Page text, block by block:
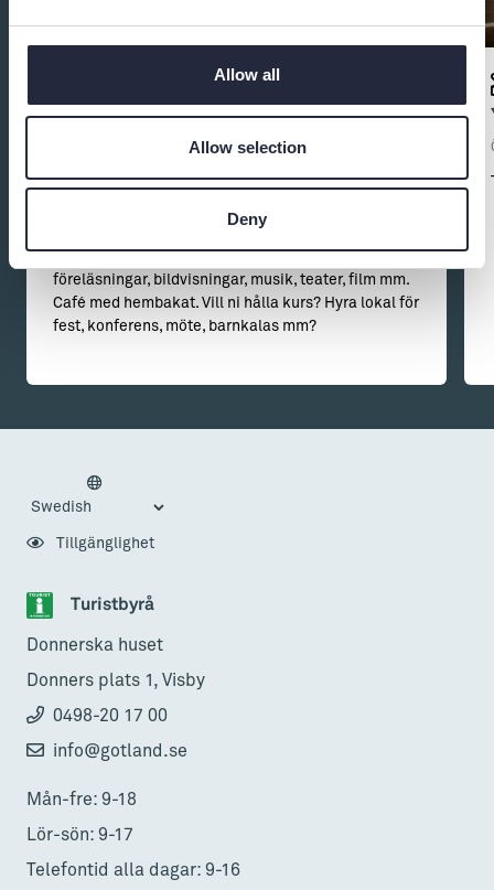
Allow all
Allow selection
Deny
Hantverkshuset Burgsviks ideella
förening - öppet året runt!
Hantverk
Ett kreativt och aktivt hus med galleri, stor
föreläsningar, bildvisningar, musik, teater, film mm.
Café med hembakat. Vill ni hålla kurs? Hyra lokal för
fest, konferens, möte, barnkalas mm?
Turistbyrå
Donnerska huset
Donners plats 1, Visby
0498-20 17 00
info@gotland.se
Mån-fre: 9-18
Lör-sön: 9-17
Telefontid alla dagar: 9-16
Tillgänglighet